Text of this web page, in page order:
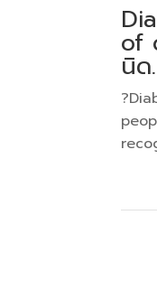
of
นิ